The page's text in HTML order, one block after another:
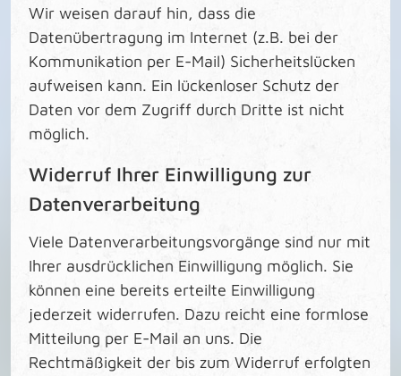
Wir weisen darauf hin, dass die
Datenübertragung im Internet (z.B. bei der
Kommunikation per E-Mail) Sicherheitslücken
aufweisen kann. Ein lückenloser Schutz der
Daten vor dem Zugriff durch Dritte ist nicht
möglich.
Widerruf Ihrer Einwilligung zur
Datenverarbeitung
Viele Datenverarbeitungsvorgänge sind nur mit
Ihrer ausdrücklichen Einwilligung möglich. Sie
können eine bereits erteilte Einwilligung
jederzeit widerrufen. Dazu reicht eine formlose
Mitteilung per E-Mail an uns. Die
Rechtmäßigkeit der bis zum Widerruf erfolgten